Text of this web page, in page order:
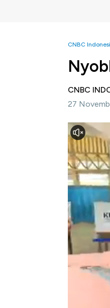
CNBC
CNBC
27
Jakarta,
AHY
tinggalnya.
Setelah
serentak.
AHY
baik
Bagikan: